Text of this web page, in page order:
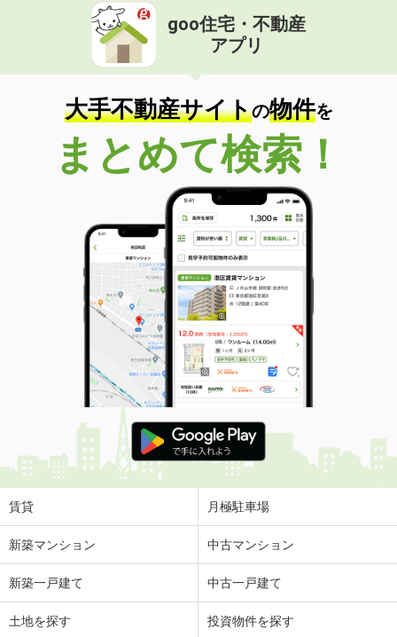
goo住宅・不動産
アプリ
大手不動産サイトの物件を
まとめて検索！
賃貸 月極駐車場
新築マンション 中古マンション
新築一戸建て 中古一戸建て
土地を探す 投資物件を探す